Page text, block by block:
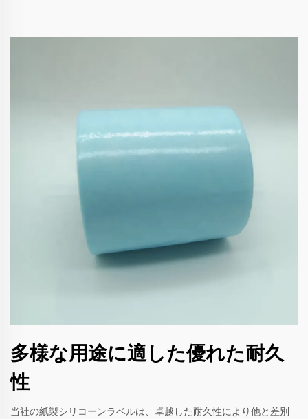
多様な用途に適した優れた耐久
性
当社の紙製シリコーンラベルは、卓越した耐久性により他と差別